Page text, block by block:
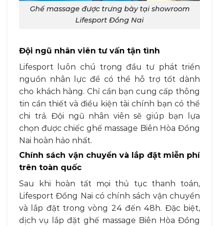
Ghế massage được trưng bày tại showroom
Lifesport Đồng Nai
Đội ngũ nhân viên tư vấn tận tình
Lifesport luôn chú trọng đầu tư phát triển
nguồn nhân lực để có thể hỗ trợ tốt dành
cho khách hàng. Chỉ cần bạn cung cấp thông
tin cần thiết và điều kiện tài chính bạn có thể
chi trả. Đội ngũ nhân viên sẽ giúp bạn lựa
chọn được chiếc ghế massage Biên Hòa Đồng
Nai hoàn hảo nhất.
Chính sách vận chuyển và lắp đặt miễn phí
trên toàn quốc
Sau khi hoàn tất mọi thủ tục thanh toán,
Lifesport Đồng Nai có chính sách vận chuyển
và lắp đặt trong vòng 24 đến 48h. Đặc biệt,
dịch vụ lắp đặt ghế massage Biên Hòa Đồng